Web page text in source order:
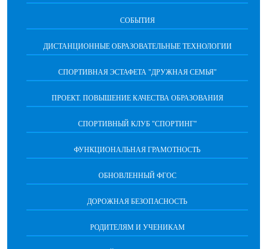
СОБЫТИЯ
ДИСТАНЦИОННЫЕ ОБРАЗОВАТЕЛЬНЫЕ ТЕХНОЛОГИИ
СПОРТИВНАЯ ЭСТАФЕТА "ДРУЖНАЯ СЕМЬЯ"
ПРОЕКТ. ПОВЫШЕНИЕ КАЧЕСТВА ОБРАЗОВАНИЯ
СПОРТИВНЫЙ КЛУБ "СПОРТИНГ"
ФУНКЦИОНАЛЬНАЯ ГРАМОТНОСТЬ
ОБНОВЛЕННЫЙ ФГОС
ДОРОЖНАЯ БЕЗОПАСНОСТЬ
РОДИТЕЛЯМ И УЧЕНИКАМ